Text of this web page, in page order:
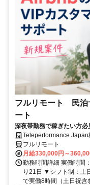
フルリモート 民泊
ート
深夜帯勤務で稼ぎたい方
Teleperformance Japan
フルリモート
月給330,000円～
勤務時間詳細 実働時間
り21日 ▼シフト制：土
で実働8時間（土日祝含